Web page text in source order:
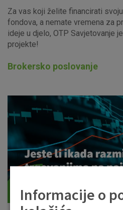
Za vas koji želite financirati
fondova, a nemate vremena za
ideje u djelo, OTP Savjetovanje
projekte!
Brokersko poslovanje
Informacije o